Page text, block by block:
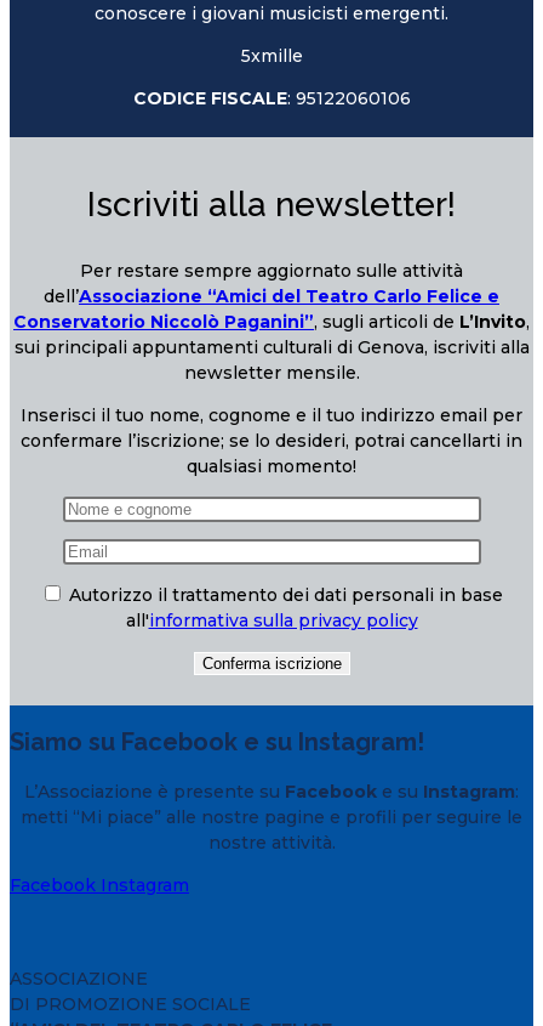
conoscere i giovani musicisti emergenti.
5xmille
CODICE FISCALE: 95122060106
Iscriviti alla newsletter!
Per restare sempre aggiornato sulle attività
dell’Associazione “Amici del Teatro Carlo Felice e
Conservatorio Niccolò Paganini”, sugli articoli de L’Invito,
sui principali appuntamenti culturali di Genova, iscriviti alla
newsletter mensile.
Inserisci il tuo nome, cognome e il tuo indirizzo email per
confermare l’iscrizione; se lo desideri, potrai cancellarti in
qualsiasi momento!
Autorizzo il trattamento dei dati personali in base
all'informativa sulla privacy policy
Siamo su Facebook e su Instagram!
L’Associazione è presente su Facebook e su Instagram:
metti “Mi piace” alle nostre pagine e profili per seguire le
nostre attività.
Facebook Instagram
ASSOCIAZIONE
DI PROMOZIONE SOCIALE